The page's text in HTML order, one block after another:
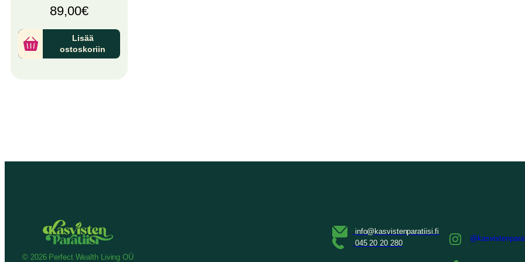
89,00€
Lisää
ostoskoriin
© 2026 Perfect Wealth Living OÜ